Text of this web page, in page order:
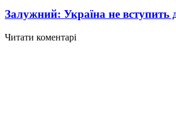
Залужний: Україна не
Читати коментарі